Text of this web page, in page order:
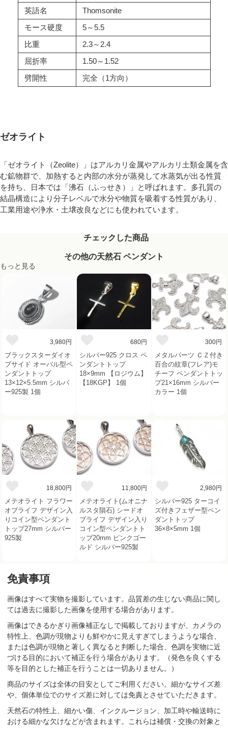
英語名
Thomsonite
モース硬度
5～5.5
比重
2.3～2.4
屈折率
1.50～1.52
劈開性
完全（1方向）
ゼオライト
「ゼオライト（Zeolite）」はアルカリ金属やアルカリ土類金属を含
む鉱物群で、加熱すると内部の水分が蒸発して水蒸気が出る性質
を持ち、日本では「沸石（ふっせき）」と呼ばれます。多孔質の
結晶構造により分子レベルで水分や物質を吸着する性質があり、
工業用途や浄水・土壌改良などにも使われています。
チェックした商品
その他の天然石 ペンダント
もっと見る
3,980円
ブラックスターダイオ
プサイド オーバル型ペ
ンダントトップ
13×12×5.5mm シルバ
ー925製 1個
680円
シルバー925 クロス ペ
ンダントトップ
18×9mm 【ロジウム】
【18KGP】 1個
300円
メタルパーツ ＣＺ付き
百合の紋章(フレア)モ
チーフ ペンダントトッ
プ21×16mm シルバー
カラー 1個
18,800円
メテオライト フラワー
オブライフ デザイン入
りコイン型ペンダント
トップ27mm シルバー
925製
11,800円
メテオライト(ムオニナ
ルスタ隕石) シードオ
ブライフ デザイン入り
コイン型ペンダントト
ップ20mm ピンクゴー
ルド シルバー925製
2,980円
シルバー925 ターコイ
ズ付きフェザー型ペン
ダントトップ
36×8×5mm 1個
免責事項
画像はすべて実物を撮影しています。品質差の生じない商品に関し
ては過去に撮影した画像を使用する場合があります。
画像はできるかぎり画像補正なしで掲載しておりますが、カメラの
特性上、色調が現物よりも鮮やかに見えすぎてしまうような場合、
または色調が現物と著しく異なると判断した場合、色調を実物に近
づける目的において補正を行う場合があります。（発色を良くする
等を目的とした補正を行うことは一切ありません。）
商品のサイズは全体の目安としてご利用ください。細かなサイズ差
や、個体単位でのサイズ差に対しては免責とさせていただきます。
天然石の特性上、細かい傷、インクルージョン、加工時や輸送時に
おける細かな欠けなどが含まれます。これらは補償・交換の対象と